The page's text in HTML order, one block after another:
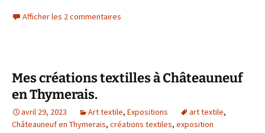
Afficher les 2 commentaires
Mes créations textilles à Châteauneuf
en Thymerais.
avril 29, 2023 Art textile, Expositions art textile,
Châteauneuf en Thymerais, créations textiles, exposition